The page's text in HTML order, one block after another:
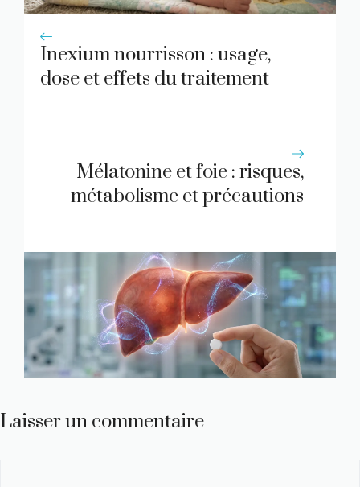
Inexium nourrisson : usage,
dose et effets du traitement
Mélatonine et foie : risques,
métabolisme et précautions
Laisser un commentaire